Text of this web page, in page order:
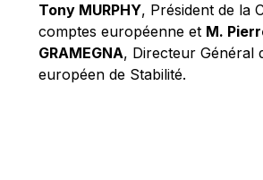
Richard Pelly
Robert Goebbels
Robert REYNDERS
Tony MURPHY, Président de la
comptes européenne et M.
GRAMEGNA, Directeur Général
européen de Stabilité.